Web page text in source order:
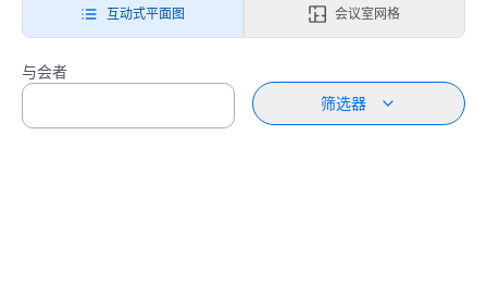
互动式平面图 会议室网格
与会者
筛选器